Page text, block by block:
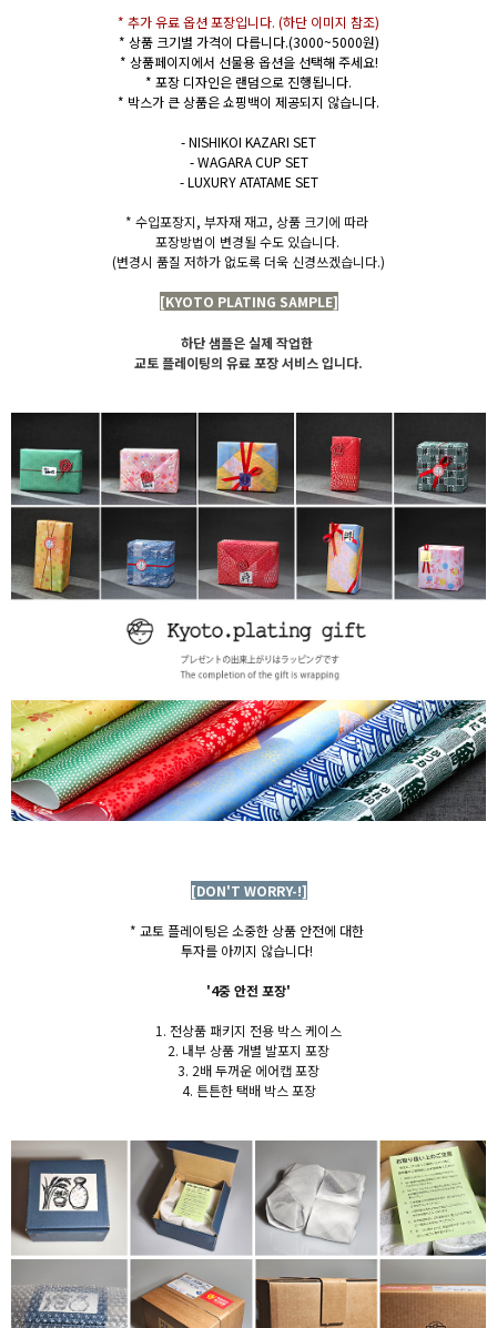
* 추가 유료 옵션 포장입니다. (하단 이미지 참조)
* 상품 크기별 가격이 다릅니다.(3000~5000원)
* 상품페이지에서 선물용 옵션을 선택해 주세요!
* 포장 디자인은 랜덤으로 진행됩니다.
* 박스가 큰 상품은 쇼핑백이 제공되지 않습니다.
- NISHIKOI KAZARI SET
- WAGARA CUP SET
- LUXURY ATATAME SET
* 수입포장지, 부자재 재고, 상품 크기에 따라
포장방법이 변경될 수도 있습니다.
(변경시 품질 저하가 없도록 더욱 신경쓰겠습니다.)
[KYOTO PLATING SAMPLE]
하단 샘플은 실제 작업한
교토 플레이팅의 유료 포장 서비스 입니다.
[DON'T WORRY-!]
* 교토 플레이팅은 소중한 상품 안전에 대한
투자를 아끼지 않습니다!
'4중 안전 포장'
1. 전상품 패키지 전용 박스 케이스
2. 내부 상품 개별 발포지 포장
3. 2배 두꺼운 에어캡 포장
4. 튼튼한 택배 박스 포장